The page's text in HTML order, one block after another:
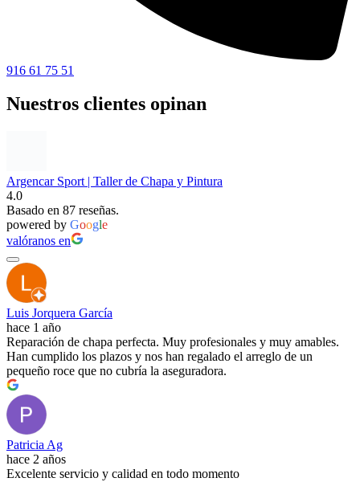
916 61 75 51
Nuestros clientes opinan
Argencar Sport | Taller de Chapa y Pintura
4.0
Basado en 87 reseñas.
powered by Google
valóranos en
Luis Jorquera García
hace 1 año
Reparación de chapa perfecta. Muy profesionales y muy amables.
Han cumplido los plazos y nos han regalado el arreglo de un
pequeño roce que no cubría la aseguradora.
Patricia Ag
hace 2 años
Excelente servicio y calidad en todo momento